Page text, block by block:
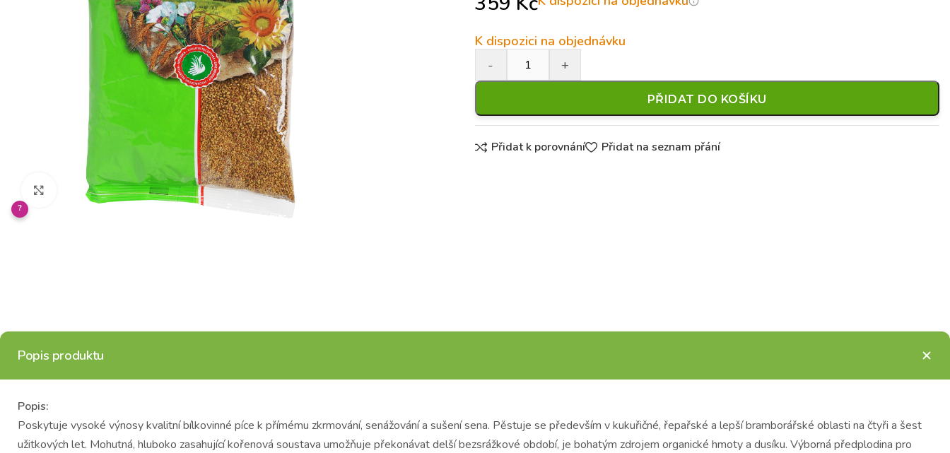
Klikněte pro zvětšení
?
K dispozici na objednávku
PŘIDAT DO KOŠÍKU
Přidat k porovnání Přidat na seznam přání
Popis produktu
Popis:
Poskytuje vysoké výnosy kvalitní bílkovinné píce k přímému zkrmování, senážování a sušení sena. Pěstuje se především v kukuřičné, řepařské a lepší bramborářské oblasti na čtyři a šest
užitkových let. Mohutná, hluboko zasahující kořenová soustava umožňuje překonávat delší bezsrážkové období, je bohatým zdrojem organické hmoty a dusíku. Výborná předplodina pro